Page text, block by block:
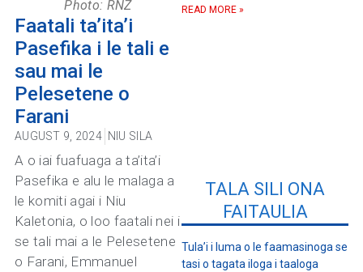
Photo: RNZ
Faatali ta’ita’i
Pasefika i le tali e
sau mai le
Pelesetene o
Farani
AUGUST 9, 2024 NIU SILA
A o iai fuafuaga a ta’ita’i
Pasefika e alu le malaga a
le komiti agai i Niu
Kaletonia, o loo faatali nei i
se tali mai a le Pelesetene
o Farani, Emmanuel
READ MORE »
TALA SILI ONA
FAITAULIA
Tula’i i luma o le faamasinoga se
tasi o tagata iloga i taaloga